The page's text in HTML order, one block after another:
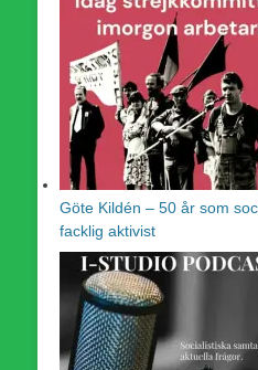
Göte Kildén – 50 år som
facklig aktivist